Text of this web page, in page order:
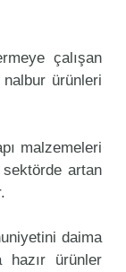
çalışan
ürünleri
malzemeleri
artan
daima
hazır ürünler